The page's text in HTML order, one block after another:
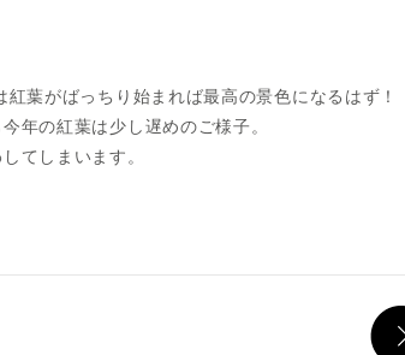
葉がばっちり始まれば最高の景色になるはず！
年の紅葉は少し遅めのご様子。
てしまいます。